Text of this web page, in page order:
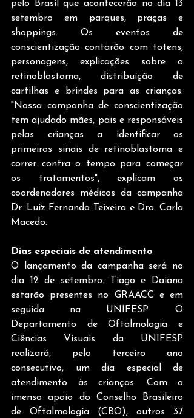
pelo Brasil que acontecerão no dia 13
setembro em parques, praças e
shoppings. Os eventos de
conscientização contarão com totens,
personagens, explicações sobre o
retinoblastoma, distribuição de
cartilhas e brindes para as crianças.
"Nossa campanha de conscientização
tem ajudado mães, pais e responsáveis
pelas crianças a identificar os
primeiros sinais de retinoblastoma e
correr contra o tempo para começar
os tratamentos", explicam os
coordenadores médicos da campanha
Dr. Luiz Fernando Teixeira e Dra. Carla
Macedo.
Dias especiais de atendimento
O lançamento da campanha será no
dia 12 de setembro. Tiago e Daiana
estarão presentes no GRAACC e em
seguida na UNIFESP. O
Departamento de Oftalmologia e
Ciências Visuais da UNIFESP
realizará, pelo terceiro ano
consecutivo, um dia especial de
atendimento às crianças. Com o
imenso apoio do Conselho Brasileiro
de Oftalmologia (CBO), outros 37